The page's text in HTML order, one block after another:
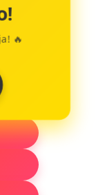
🔥